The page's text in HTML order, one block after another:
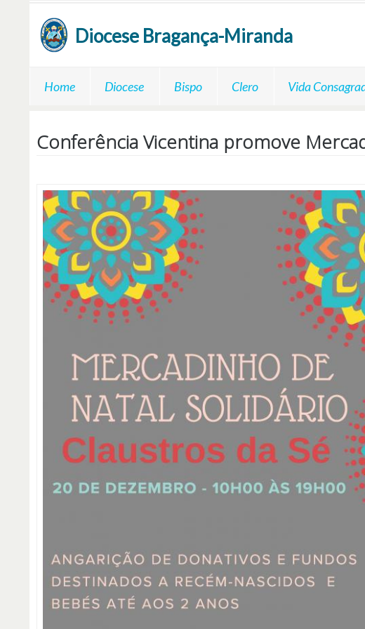
Diocese Bragança-Miranda
Home Diocese Bispo Clero Vida
Conferência Vicentina promove